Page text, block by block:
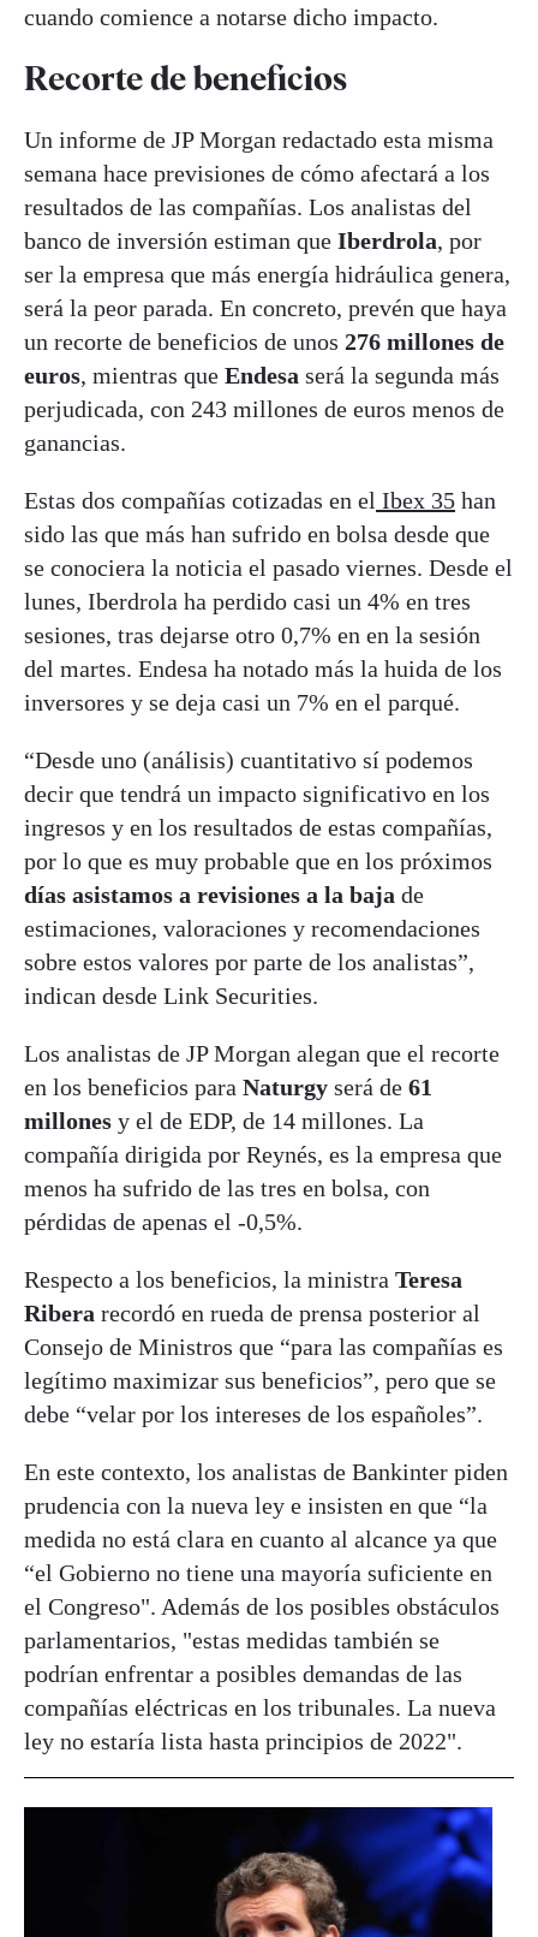
cuando comience a notarse dicho impacto.
Recorte de beneficios
Un informe de JP Morgan redactado esta misma
semana hace previsiones de cómo afectará a los
resultados de las compañías. Los analistas del
banco de inversión estiman que Iberdrola, por
ser la empresa que más energía hidráulica genera,
será la peor parada. En concreto, prevén que haya
un recorte de beneficios de unos 276 millones de
euros, mientras que Endesa será la segunda más
perjudicada, con 243 millones de euros menos de
ganancias.
Estas dos compañías cotizadas en el Ibex 35 han
sido las que más han sufrido en bolsa desde que
se conociera la noticia el pasado viernes. Desde el
lunes, Iberdrola ha perdido casi un 4% en tres
sesiones, tras dejarse otro 0,7% en en la sesión
del martes. Endesa ha notado más la huida de los
inversores y se deja casi un 7% en el parqué.
“Desde uno (análisis) cuantitativo sí podemos
decir que tendrá un impacto significativo en los
ingresos y en los resultados de estas compañías,
por lo que es muy probable que en los próximos
días asistamos a revisiones a la baja de
estimaciones, valoraciones y recomendaciones
sobre estos valores por parte de los analistas”,
indican desde Link Securities.
Los analistas de JP Morgan alegan que el recorte
en los beneficios para Naturgy será de 61
millones y el de EDP, de 14 millones. La
compañía dirigida por Reynés, es la empresa que
menos ha sufrido de las tres en bolsa, con
pérdidas de apenas el -0,5%.
Respecto a los beneficios, la ministra Teresa
Ribera recordó en rueda de prensa posterior al
Consejo de Ministros que “para las compañías es
legítimo maximizar sus beneficios”, pero que se
debe “velar por los intereses de los españoles”.
En este contexto, los analistas de Bankinter piden
prudencia con la nueva ley e insisten en que “la
medida no está clara en cuanto al alcance ya que
“el Gobierno no tiene una mayoría suficiente en
el Congreso". Además de los posibles obstáculos
parlamentarios, "estas medidas también se
podrían enfrentar a posibles demandas de las
compañías eléctricas en los tribunales. La nueva
ley no estaría lista hasta principios de 2022".